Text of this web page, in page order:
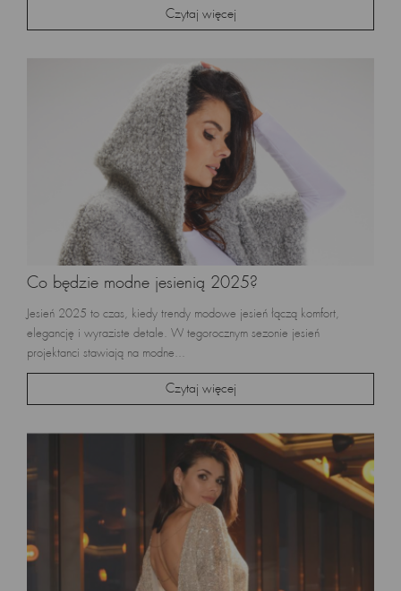
Czytaj więcej
Co będzie modne jesienią 2025?
Jesień 2025 to czas, kiedy trendy modowe jesień łączą komfort,
elegancję i wyraziste detale. W tegorocznym sezonie jesień
projektanci stawiają na modne...
Czytaj więcej